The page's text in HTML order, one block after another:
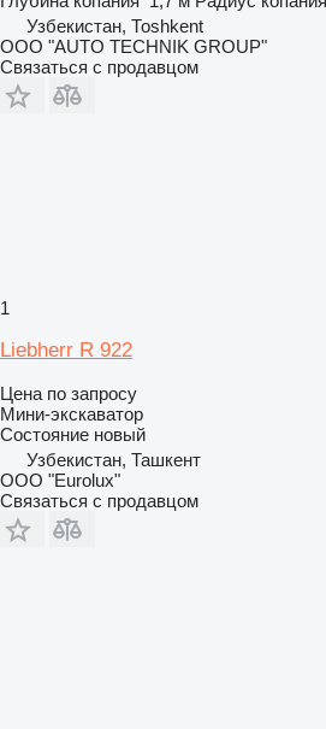
Узбекистан, Тоshkent
OOO "AUTO TECHNIK GROUP"
Связаться с продавцом
1
Liebherr R 922
Цена по запросу
Мини-экскаватор
Состояние новый
Узбекистан, Ташкент
ООО "Eurolux"
Связаться с продавцом